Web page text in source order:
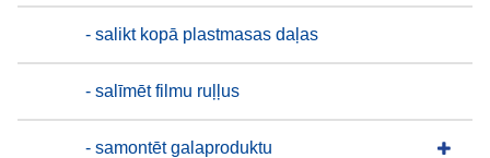
- salikt kopā plastmasas daļas
- salīmēt filmu ruļļus
- samontēt galaproduktu